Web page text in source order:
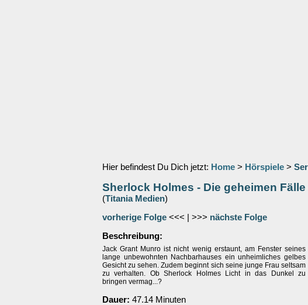
Hier befindest Du Dich jetzt: Home > Hörspiele >
Sherlock Holmes - Die geheimen
(Titania Medien)
vorherige Folge <<< | >>> nächste Folge
Beschreibung:
Jack Grant Munro ist nicht wenig erstaunt, am Fenster seines
lange unbewohnten Nachbarhauses ein unheimliches gelbes
Gesicht zu sehen. Zudem beginnt sich seine junge Frau seltsam
zu verhalten. Ob Sherlock Holmes Licht in das Dunkel zu
bringen vermag...?
Dauer: 47.14 Minuten